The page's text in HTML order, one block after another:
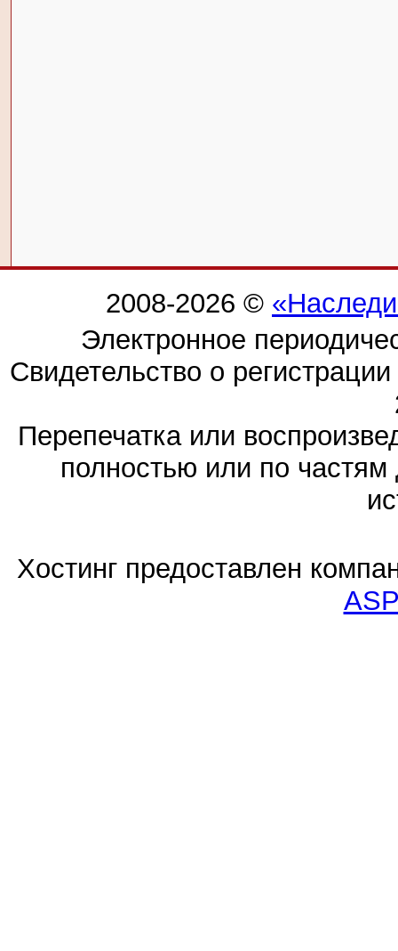
2008-2026 ©
Электронное
Свидетельство о
Перепечатка или
полностью или по частям
Хостинг предоставлен